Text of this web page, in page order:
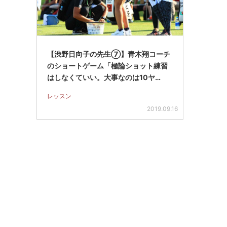
【渋野日向子の先生⑦】青木翔コーチ
のショートゲーム「極論ショット練習
はしなくていい。大事なのは10ヤ…
レッスン
2019.09.16